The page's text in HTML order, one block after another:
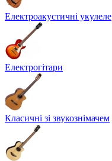
Електроакустичні укулеле
Електрогітари
Класичні зі звукознімачем